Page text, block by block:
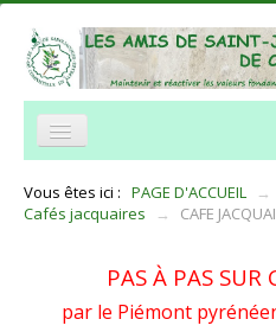
NOS ACTIVITÉS
TRAVERSÉE DES ALPILLES
Vous êtes ici : PAGE D'ACCUEIL →
Cafés jacquaires
→ CAFE
PAS À PAS SUR
par le Piémont